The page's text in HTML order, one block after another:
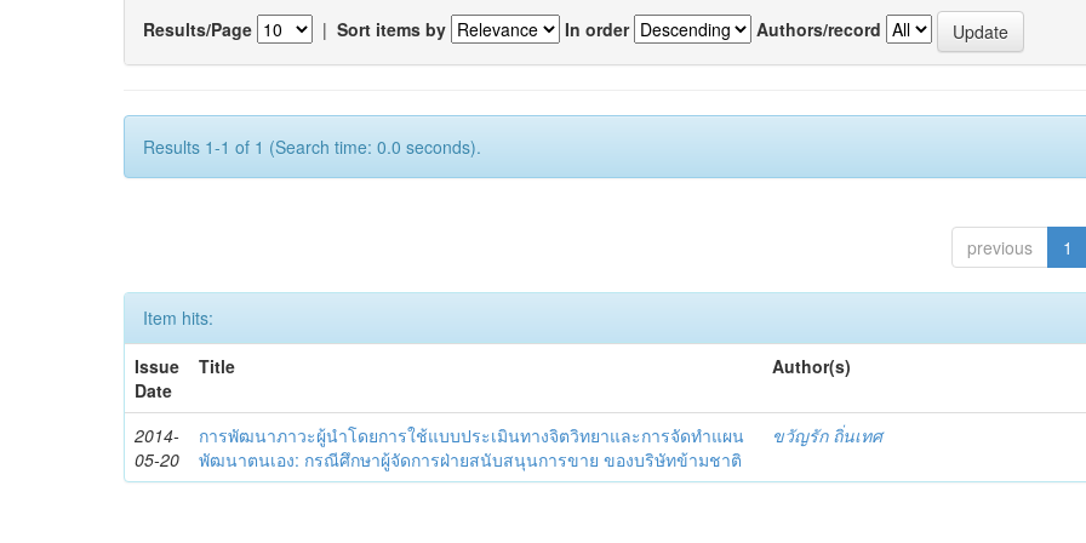
Results/Page | Sort items by In order Authors/record
Results 1-1 of 1 (Search time: 0.0 seconds).
previous 1
Item hits:
Issue
Date
Title Author(s)
2014-
05-20
การพัฒนาภาวะผู้นำโดยการใช้แบบประเมินทางจิตวิทยาและการจัดทำแผน
พัฒนาตนเอง: กรณีศึกษาผู้จัดการฝ่ายสนับสนุนการขาย ของบริษัทข้ามชาติ
ขวัญรัก ถิ่นเทศ